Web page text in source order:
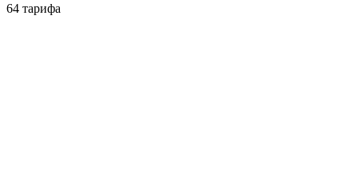
64 тарифа